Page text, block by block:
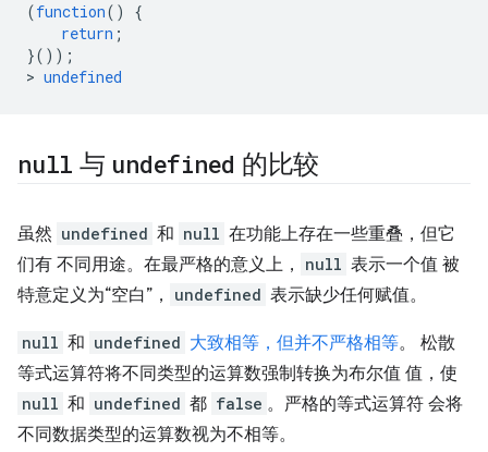
(function()
{
return ;
}());
> undefined
null 与 undefined 的比较
虽然 undefined 和 null 在功能上存在一些重叠，但它
们有 不同用途。在最严格的意义上，
null 表示一个值 被
特意定义为“空白”，
undefined 表示缺少任何赋值。
null 和 undefined 大致相等，但并不严格相等。 松散
等式运算符将不同类型的运算数强制转换为布尔值 值，使
null 和 undefined 都 false 。严格的等式运算符 会将
不同数据类型的运算数视为不相等。